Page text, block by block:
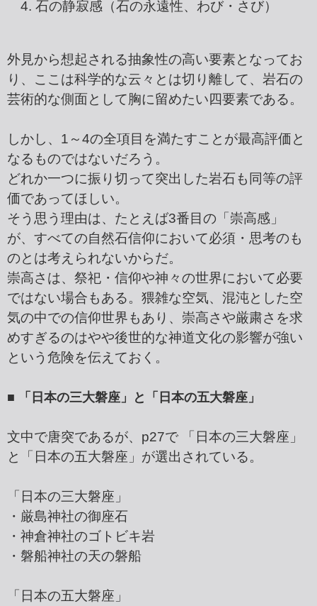
石の静寂感（石の永遠性、わび・さび）
外見から想起される抽象性の高い要素となってお
り、ここは科学的な云々とは切り離して、岩石の
芸術的な側面として胸に留めたい四要素である。
しかし、1～4の全項目を満たすことが最高評価と
なるものではないだろう。
どれか一つに振り切って突出した岩石も同等の評
価であってほしい。
そう思う理由は、たとえば3番目の「崇高感」
が、すべての自然石信仰において必須・思考のも
のとは考えられないからだ。
崇高さは、祭祀・信仰や神々の世界において必要
ではない場合もある。猥雑な空気、混沌とした空
気の中での信仰世界もあり、崇高さや厳粛さを求
めすぎるのはやや後世的な神道文化の影響が強い
という危険を伝えておく。
■ 「日本の三大磐座」と「日本の五大磐座」
文中で唐突であるが、p27で 「日本の三大磐座」
と「日本の五大磐座」が選出されている。
「日本の三大磐座」
・厳島神社の御座石
・神倉神社のゴトビキ岩
・磐船神社の天の磐船
「日本の五大磐座」